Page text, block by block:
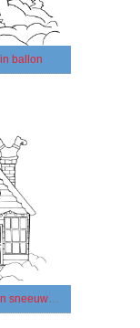
ballon
Kerstmis en een sneeuwman